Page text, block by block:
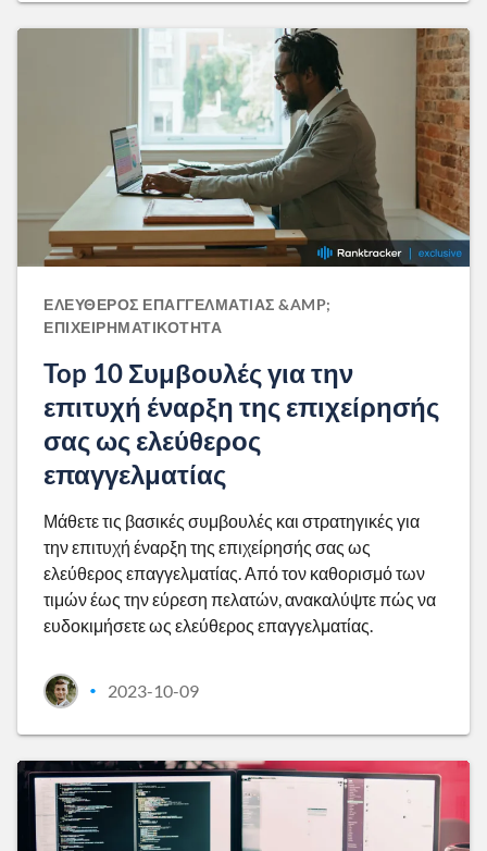
ΕΛΕΎΘΕΡΟΣ ΕΠΑΓΓΕΛΜΑΤΊΑΣ &AMP;
ΕΠΙΧΕΙΡΗΜΑΤΙΚΌΤΗΤΑ
Top 10 Συμβουλές για την
επιτυχή έναρξη της επιχείρησής
σας ως ελεύθερος
επαγγελματίας
Μάθετε τις βασικές συμβουλές και στρατηγικές για
την επιτυχή έναρξη της επιχείρησής σας ως
ελεύθερος επαγγελματίας. Από τον καθορισμό των
τιμών έως την εύρεση πελατών, ανακαλύψτε πώς να
ευδοκιμήσετε ως ελεύθερος επαγγελματίας.
• 2023-10-09